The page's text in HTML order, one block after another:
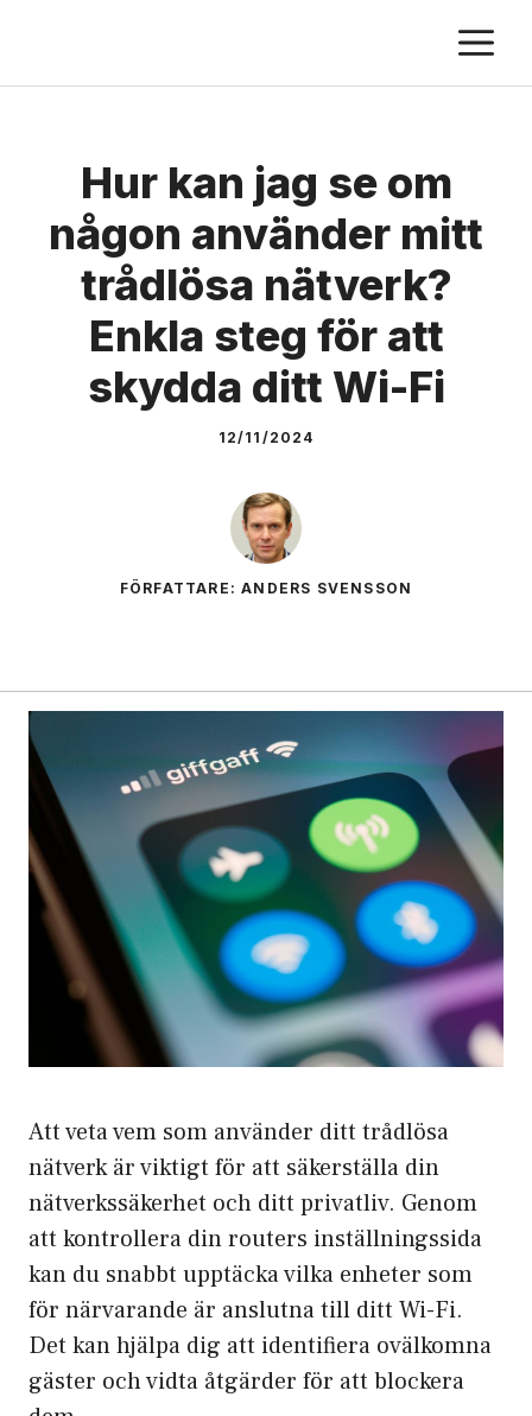
content
Hur kan jag se om
någon använder mitt
trådlösa nätverk?
Enkla steg för att
skydda ditt Wi-Fi
12/11/2024
FÖRFATTARE: ANDERS SVENSSON
Att veta vem som använder ditt trådlösa
nätverk är viktigt för att säkerställa din
nätverkssäkerhet och ditt privatliv. Genom
att kontrollera din routers inställningssida
kan du snabbt upptäcka vilka enheter som
för närvarande är anslutna till ditt Wi-Fi.
Det kan hjälpa dig att identifiera ovälkomna
gäster och vidta åtgärder för att blockera